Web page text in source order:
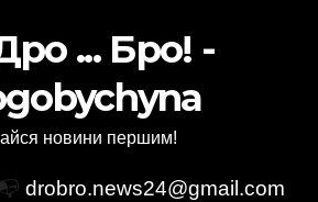
... Бро! -
новини першим!
📭 drobro.news24@gmail.com